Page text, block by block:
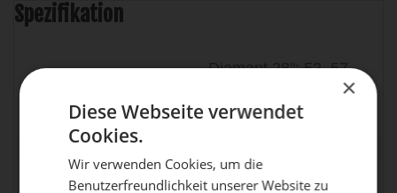
Spezifikation
Diamant 28": 52, 57,
Rahmen
zul. Gesamtgewicht
140 kg
×
Diese Webseite verwendet
Cookies.
Wir verwenden Cookies, um die
Benutzerfreundlichkeit unserer Website zu